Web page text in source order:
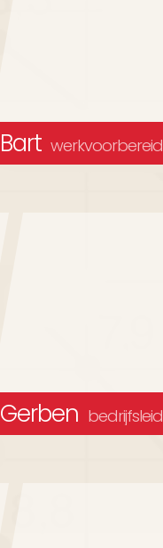
Bart
Gerben